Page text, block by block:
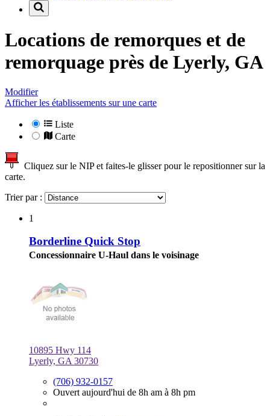
Locations de remorques et de
remorquage près de Lyerly, GA
Modifier
Afficher les établissements sur une carte
Liste
Carte
Cliquez sur le NIP et faites-le glisser pour le repositionner sur la
carte.
Trier par :
1
Borderline Quick Stop
Concessionnaire U-Haul dans le voisinage
10895 Hwy 114
Lyerly, GA 30730
(706) 932-0157
Ouvert aujourd'hui de 8h am à 8h pm